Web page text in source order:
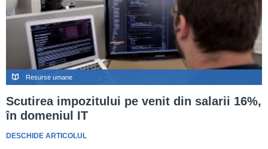
Resurse umane
Scutirea impozitului pe venit din salarii 16%,
în domeniul IT
DESCHIDE ARTICOLUL